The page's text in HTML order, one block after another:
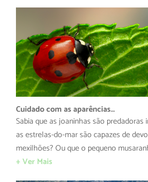
Cuidado com as aparências…
Sabia que as joaninhas são predadoras
as estrelas-do-mar são capazes de
mexilhões? Ou que o pequeno
+ Ver Mais